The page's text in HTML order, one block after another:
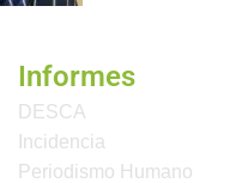
Informes
DESCA
Incidencia
Periodismo Humano